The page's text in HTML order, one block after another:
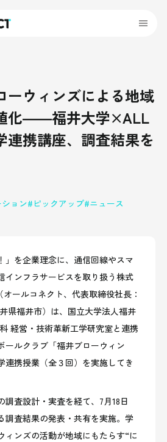
ーウィンズによる地域
化――福井大学×ALL
連携講座、調査結果を
ョン ピックアップ ニュース
」を企業理念に、通信回線やスマ
インフラサービスを取り扱う株式
ールコネクト、代表取締役社長：
県福井市）は、国立大学法人福井
経営・技術革新工学研究室と連携
ールクラブ「福井ブローウィン
連携授業（全３回）を実施してき
調査設計・実査を経て、7月18日
調査結果の発表・共有を実施。学
ィンズの活動が地域にもたらす“に